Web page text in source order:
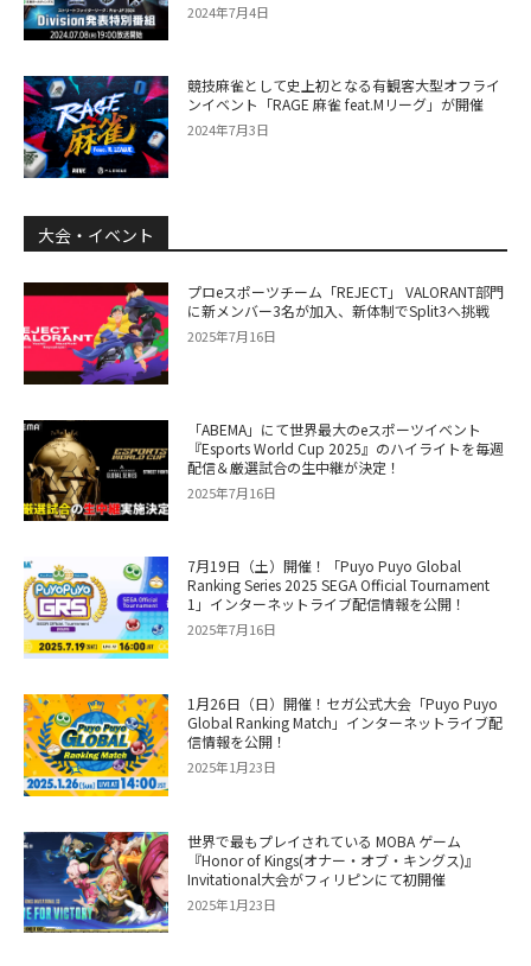
2024年7月4日
競技麻雀として史上初となる有観客大型オフライ
ンイベント「RAGE 麻雀 feat.Mリーグ」が開催
2024年7月3日
大会・イベント
プロeスポーツチーム「REJECT」 VALORANT部門
に新メンバー3名が加入、新体制でSplit3へ挑戦
2025年7月16日
「ABEMA」にて世界最大のeスポーツイベント
『Esports World Cup 2025』のハイライトを毎週
配信＆厳選試合の生中継が決定！
2025年7月16日
7月19日（土）開催！「Puyo Puyo Global
Ranking Series 2025 SEGA Official Tournament
1」インターネットライブ配信情報を公開！
2025年7月16日
1月26日（日）開催！セガ公式大会「Puyo Puyo
Global Ranking Match」インターネットライブ配
信情報を公開！
2025年1月23日
世界で最もプレイされている MOBA ゲーム
『Honor of Kings(オナー・オブ・キングス)』
Invitational大会がフィリピンにて初開催
2025年1月23日